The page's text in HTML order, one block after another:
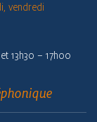
vendredi
13h30 – 17h00